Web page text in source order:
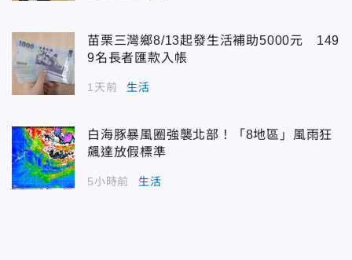
苗栗三灣鄉8/13起發生活補助5000元 149
9名長者匯款入帳
1天前 生活
白海豚暴風圈強襲北部！「8地區」風雨狂
飆達放假標準
5小時前 生活